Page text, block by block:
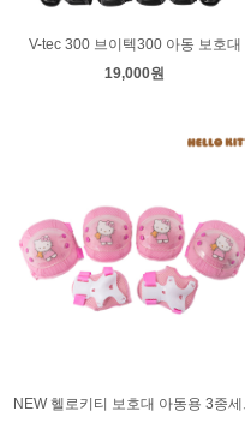
V-tec 300 브이텍300 아동 보호대
19,000원
NEW 헬로키티 보호대 아동용 3종세